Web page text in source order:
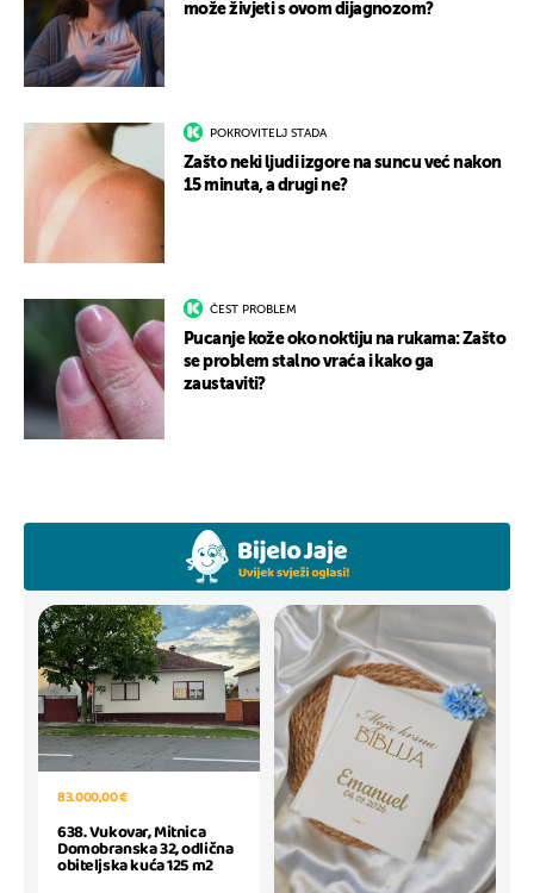
može živjeti s ovom dijagnozom?
POKROVITELJ STADA
Zašto neki ljudi izgore na suncu već nakon
15 minuta, a drugi ne?
ČEST PROBLEM
Pucanje kože oko noktiju na rukama: Zašto
se problem stalno vraća i kako ga
zaustaviti?
83.000,00 €
638. Vukovar, Mitnica
Domobranska 32, odlična
obiteljska kuća 125 m2